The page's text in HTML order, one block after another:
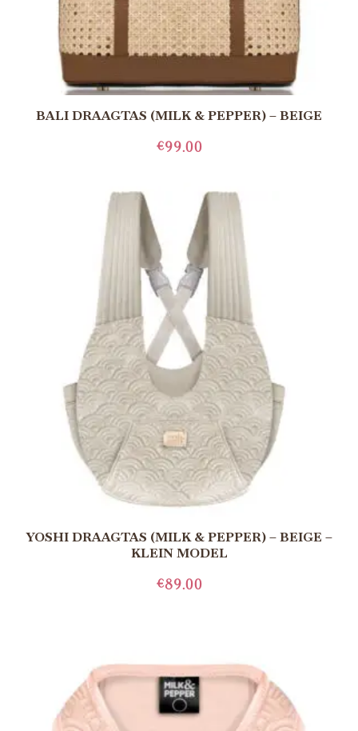
BALI DRAAGTAS (MILK & PEPPER) – BEIGE
€99.00
YOSHI DRAAGTAS (MILK & PEPPER) – BEIGE –
KLEIN MODEL
€89.00